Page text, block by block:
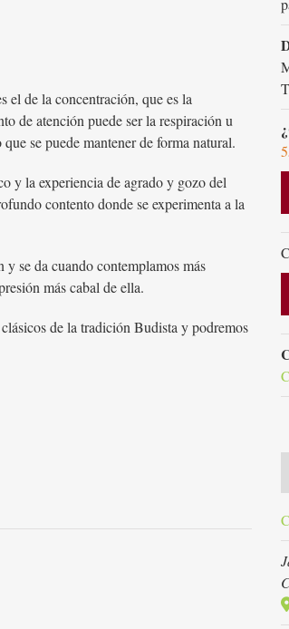
el de la concentración, que es la
de atención puede ser la respiración u
se puede mantener de forma natural.
y la experiencia de agrado y gozo del
contento donde se experimenta a la
se da cuando contemplamos más
más cabal de ella.
de la tradición Budista y podremos